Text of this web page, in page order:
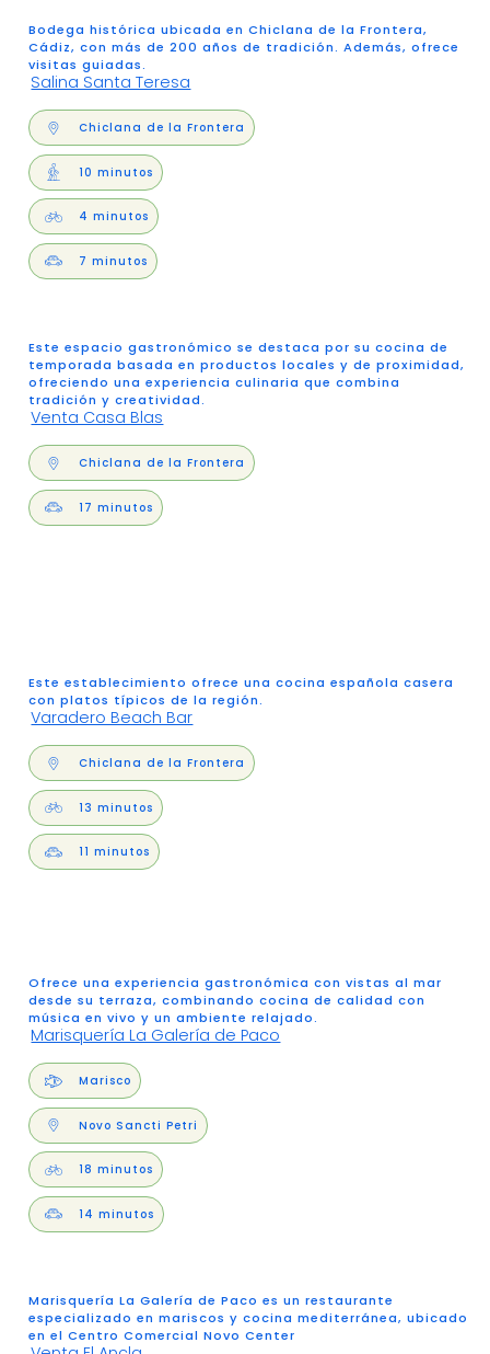
Bodega histórica ubicada en Chiclana de la Frontera,
Cádiz, con más de 200 años de tradición. Además, ofrece
visitas guiadas.
Salina Santa Teresa
Chiclana de la Frontera
10 minutos
4 minutos
7 minutos
Este espacio gastronómico se destaca por su cocina de
temporada basada en productos locales y de proximidad,
ofreciendo una experiencia culinaria que combina
tradición y creatividad.
Venta Casa Blas
Chiclana de la Frontera
17 minutos
Este establecimiento ofrece una cocina española casera
con platos típicos de la región.
Varadero Beach Bar
Chiclana de la Frontera
13 minutos
11 minutos
Ofrece una experiencia gastronómica con vistas al mar
desde su terraza, combinando cocina de calidad con
música en vivo y un ambiente relajado.
Marisquería La Galería de Paco
Marisco
Novo Sancti Petri
18 minutos
14 minutos
Marisquería La Galería de Paco es un restaurante
especializado en mariscos y cocina mediterránea, ubicado
en el Centro Comercial Novo Center